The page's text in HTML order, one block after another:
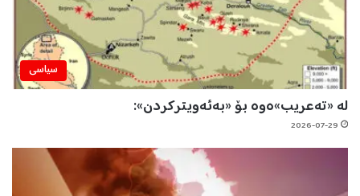
سیاسی
لە «تەعریب»ەوە بۆ «بەئەویترکردن»:
2026-07-29